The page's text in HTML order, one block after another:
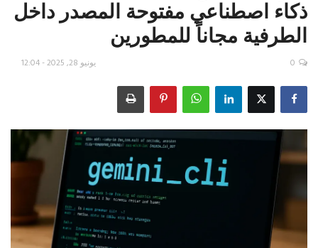
كتّابنا
السعودية
اقتصاد
علوم وتكنولوجيا
رياضة
فيديو
حياة
ذكاء اصطناعي مفتوحة المصدر داخل
الطرفية مجاناً للمطورين
يونيو 28, 2025 - 12:04 0